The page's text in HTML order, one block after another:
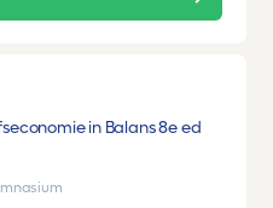
in Balans 8e ed